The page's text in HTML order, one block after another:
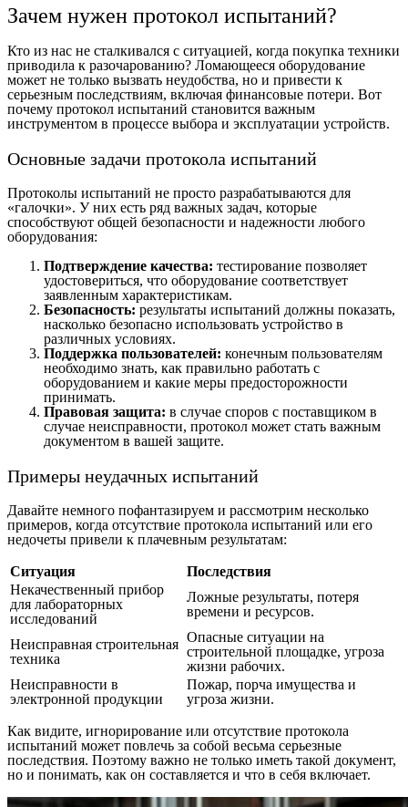
Зачем нужен протокол испытаний?
Кто из нас не сталкивался с ситуацией, когда покупка техники
приводила к разочарованию? Ломающееся оборудование
может не только вызвать неудобства, но и привести к
серьезным последствиям, включая финансовые потери. Вот
почему протокол испытаний становится важным
инструментом в процессе выбора и эксплуатации устройств.
Основные задачи протокола испытаний
Протоколы испытаний не просто разрабатываются для
«галочки». У них есть ряд важных задач, которые
способствуют общей безопасности и надежности любого
оборудования:
Подтверждение качества: тестирование позволяет
удостовериться, что оборудование соответствует
заявленным характеристикам.
Безопасность: результаты испытаний должны показать,
насколько безопасно использовать устройство в
различных условиях.
Поддержка пользователей: конечным пользователям
необходимо знать, как правильно работать с
оборудованием и какие меры предосторожности
принимать.
Правовая защита: в случае споров с поставщиком в
случае неисправности, протокол может стать важным
документом в вашей защите.
Примеры неудачных испытаний
Давайте немного пофантазируем и рассмотрим несколько
примеров, когда отсутствие протокола испытаний или его
недочеты привели к плачевным результатам:
Ситуация
Последствия
Некачественный прибор
для лабораторных
исследований
Ложные результаты, потеря
времени и ресурсов.
Неисправная строительная
техника
Опасные ситуации на
строительной площадке, угроза
жизни рабочих.
Неисправности в
электронной продукции
Пожар, порча имущества и
угроза жизни.
Как видите, игнорирование или отсутствие протокола
испытаний может повлечь за собой весьма серьезные
последствия. Поэтому важно не только иметь такой документ,
но и понимать, как он составляется и что в себя включает.